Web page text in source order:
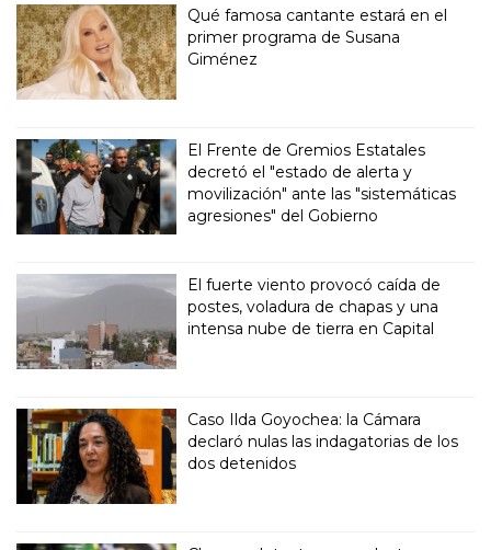
Qué famosa cantante estará en el
primer programa de Susana
Giménez
El Frente de Gremios Estatales
decretó el "estado de alerta y
movilización" ante las "sistemáticas
agresiones" del Gobierno
El fuerte viento provocó caída de
postes, voladura de chapas y una
intensa nube de tierra en Capital
Caso Ilda Goyochea: la Cámara
declaró nulas las indagatorias de los
dos detenidos